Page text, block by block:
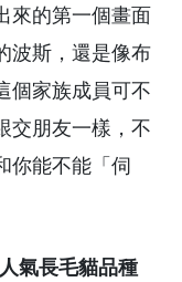
來的第一個畫面
波斯，還是像布
個家族成員可不
交朋友一樣，不
你能不能「伺
氣長毛貓品種